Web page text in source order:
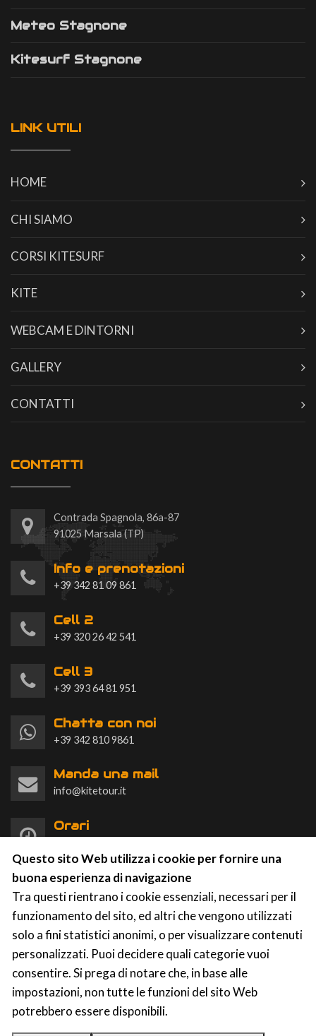
Meteo Stagnone
Kitesurf Stagnone
LINK UTILI
HOME
CHI SIAMO
CORSI KITESURF
KITE
WEBCAM E DINTORNI
GALLERY
CONTATTI
CONTATTI
Contrada Spagnola, 86a-87
91025 Marsala (TP)
Info e prenotazioni
+39 342 81 09 861
Cell 2
+39 320 26 42 541
Cell 3
+39 393 64 81 951
Chatta con noi
+39 342 810 9861
Manda una mail
info@kitetour.it
Orari
KTS Kite Tour Stagnone | Contrada Spagnola, 86a-87,
91025 Marsala (TP)
p.iva: 91031750812
Privacy | Cookies
Questo sito Web utilizza i cookie per fornire una
buona esperienza di navigazione
Tra questi rientrano i cookie essenziali, necessari per il
funzionamento del sito, ed altri che vengono utilizzati
solo a fini statistici anonimi, o per visualizzare contenuti
personalizzati. Puoi decidere quali categorie vuoi
consentire. Si prega di notare che, in base alle
impostazioni, non tutte le funzioni del sito Web
potrebbero essere disponibili.